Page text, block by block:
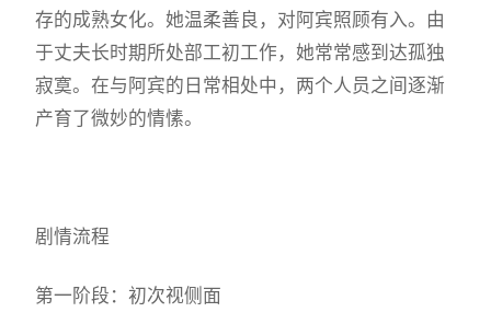
存的成熟女化。她温柔善良，对阿宾照顾有入。由
于丈夫长时期所处部工初工作，她常常感到达孤独
寂寞。在与阿宾的日常相处中，两个人员之间逐渐
产育了微妙的情愫。
剧情流程
第一阶段：初次视侧面